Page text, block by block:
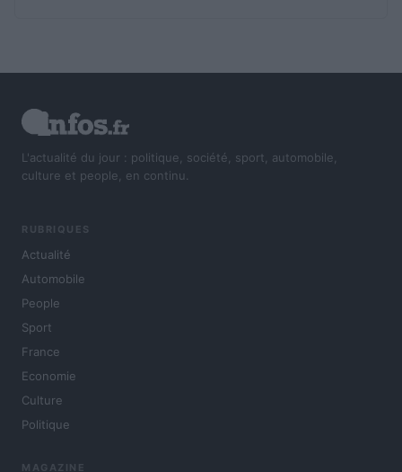
L'actualité du jour : politique, société, sport, automobile,
culture et people, en continu.
RUBRIQUES
Actualité
Automobile
People
Sport
France
Economie
Culture
Politique
MAGAZINE